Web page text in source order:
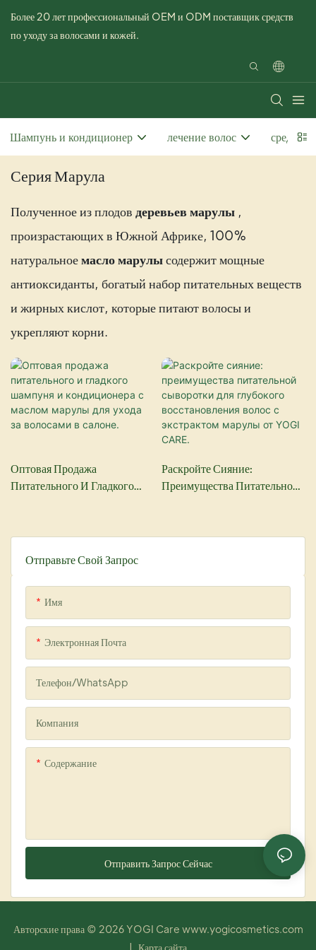
Более 20 лет профессиональный OEM и ODM поставщик средств
по уходу за волосами и кожей.
Шампунь и кондиционер лечение волос
Серия Марула
Полученное из плодов деревьев марулы ,
произрастающих в Южной Африке, 100%
натуральноемасло марулысодержит мощные
антиоксиданты, богатый набор питательных веществ
и жирных кислот, которые питают волосы и
укрепляют корни.
Отправьте Свой Запрос
Имя
Электронная Почта
Телефон/WhatsApp
Компания
Содержание
Отправить Запрос Сейчас
Оптовая Продажа
Питательного И Гладкого
Волосами В Салоне.
Раскройте Сияние:
Преимущества Питательной
Экстрактом Марулы От YOGI
Авторские права © 2026 YOGI Care www.yogicosmetics.com
| Карта сайта